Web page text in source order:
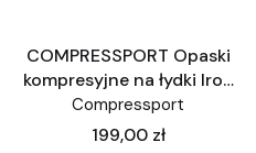
COMPRESSPORT Opaski
kompresyjne na łydki Iron
Man R2 3.0 białe IronMan
edycja limitowana
Compressport
Cena
199,00 zł